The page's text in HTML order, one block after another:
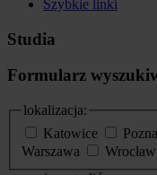
Szybkie linki
Studia
Formularz
lokalizacja:
Katowice
Warszawa
Wrocław